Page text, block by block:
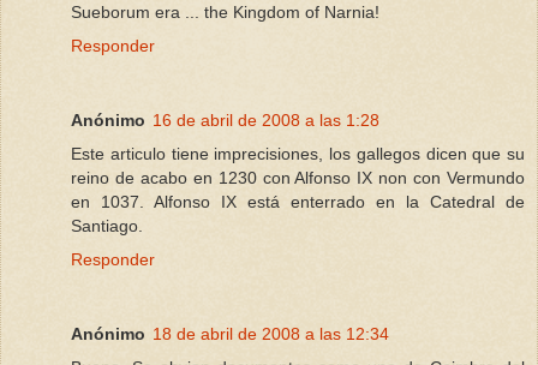
Sueborum era ... the Kingdom of Narnia!
Responder
Anónimo 16 de abril de 2008 a las 1:28
Este articulo tiene imprecisiones, los gallegos dicen que su
reino de acabo en 1230 con Alfonso IX non con Vermundo
en 1037. Alfonso IX está enterrado en la Catedral de
Santiago.
Responder
Anónimo 18 de abril de 2008 a las 12:34